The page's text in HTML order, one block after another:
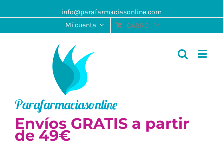
info@parafarmaciasonline.com
Mi cuenta
CARRO
Envíos GRATIS a partir
de 49€